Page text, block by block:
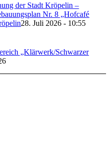
der Stadt Kröpelin –
Nr. 8 „Hofcafé
28. Juli 2026 - 10:55
„Klärwerk/Schwarzer